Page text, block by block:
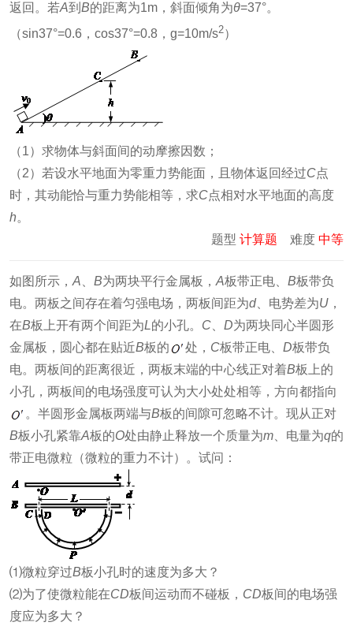
返回。若A到 B的距离为1m，斜面倾角为θ=37°。
（sin37°=0.6，cos37°=0.8，g=10m/s2）
（1）求物体与斜面间的动摩擦因数；
（2）若设水平地面为零重力势能面，且物体返回经过C点
时，其动能恰与重力势能相等，求C点相对水平地面的高度
h。
题型 计算题 难度 中等
如图所示， A B为两块平行金属板， A板带正电、 B板带负
电。两板之间存在着匀强电场，两板间距为d、电势差为U ，
在B板上开有两个间距为L的小孔。 C D为两块同心半圆形
金属板，圆心都在贴近B板的 处， C板带正电、 D板带负
电。两板间的距离很近，两板末端的中心线正对着B板上的
小孔，两板间的电场强度可认为大小处处相等，方向都指向
。半圆形金属板两端与B板的间隙可忽略不计。现从正对
B板小孔紧靠A板的O处由静止释放一个质量为m 、电量为q的
带正电微粒（微粒的重力不计）。试问：
⑴微粒穿过B板小孔时的速度为多大？
⑵为了使微粒能在CD板间运动而不碰板， CD板间的电场强
度应为多大？